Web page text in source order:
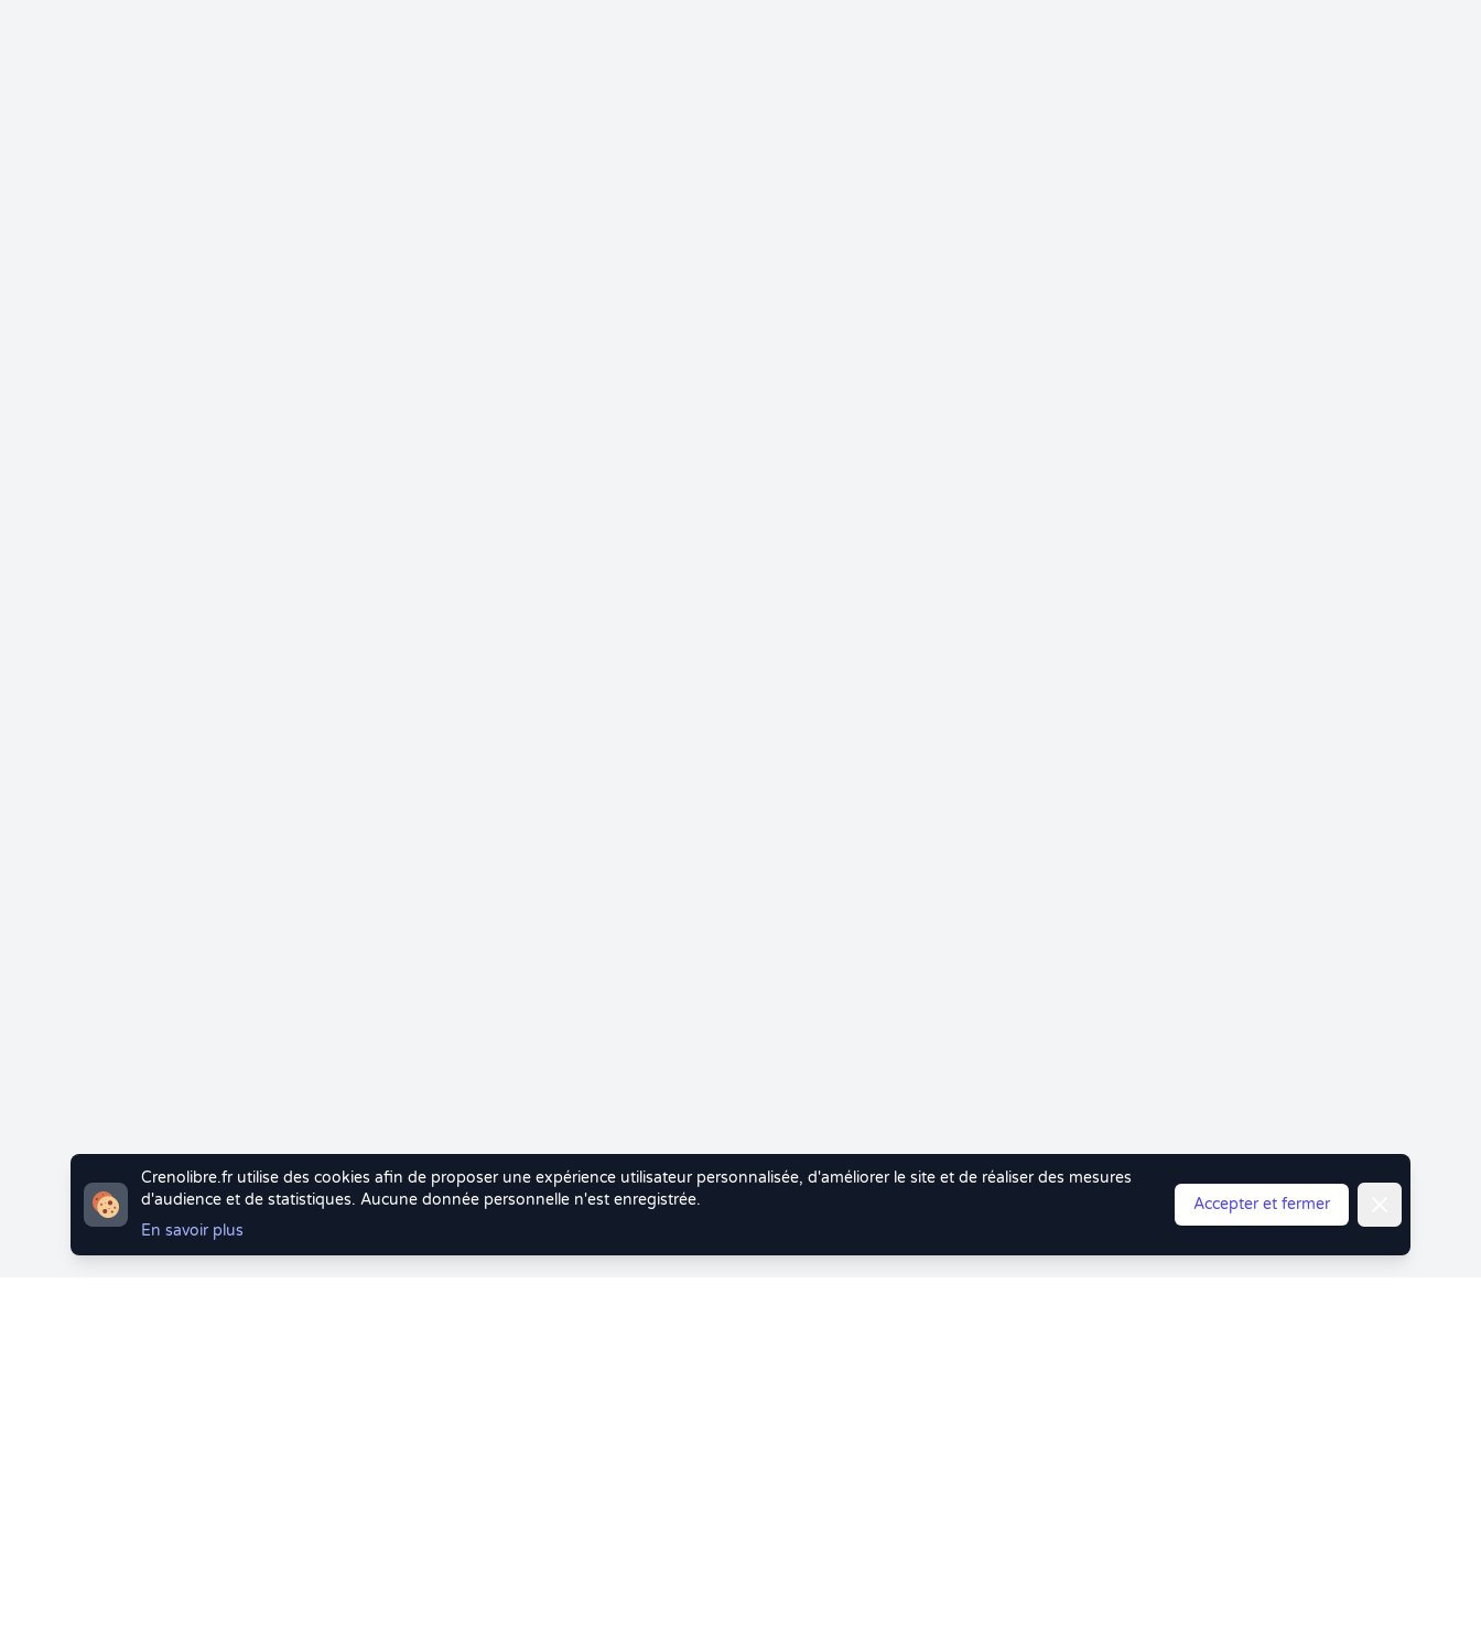
Crenolibre.fr utilise des cookies afin de proposer une expérience utilisateur personnalisée, d'améliorer le site et de réaliser des mesures
d'audience et de statistiques. Aucune donnée personnelle n'est enregistrée.
En savoir plus
Accepter et fermer